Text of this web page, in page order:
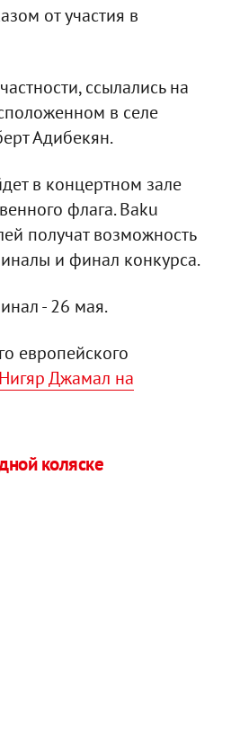
от участия в
ссылались на
в селе
Адибекян.
в концертном зале
флага. Baku
получат возможность
и финал конкурса.
- 26 мая.
европейского
Джамал на
коляске